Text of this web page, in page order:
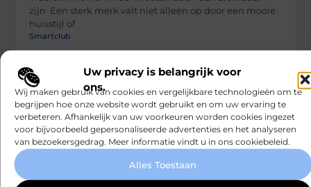
Uw privacy is belangrijk voor
ons.
Wij maken gebruik van cookies en vergelijkbare technologieën om te
begrijpen hoe onze website wordt gebruikt en om uw ervaring te
verbeteren. Afhankelijk van uw voorkeuren worden cookies ingezet
voor bijvoorbeeld gepersonaliseerde advertenties en het analyseren
van bezoekersgedrag. Meer informatie vindt u in ons cookiebeleid.
Alles Toestaan
zijn Een sterk merk valt niet alleen op door een mooie
huisstijl of
Smartclub
ZAKELIJK